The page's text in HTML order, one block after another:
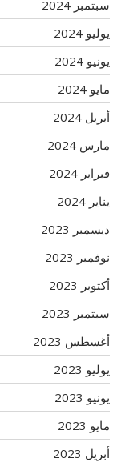
سبتمبر 2024
يوليو 2024
يونيو 2024
مايو 2024
أبريل 2024
مارس 2024
فبراير 2024
يناير 2024
ديسمبر 2023
نوفمبر 2023
أكتوبر 2023
سبتمبر 2023
أغسطس 2023
يوليو 2023
يونيو 2023
مايو 2023
أبريل 2023